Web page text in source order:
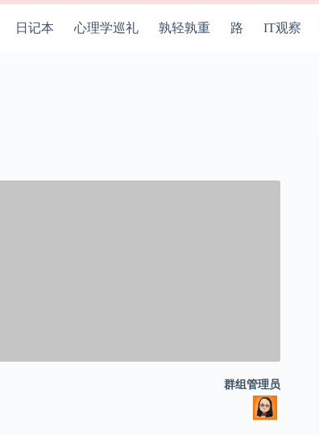
日记本 心理学巡礼 孰轻孰重 路 IT观察
群组管理员